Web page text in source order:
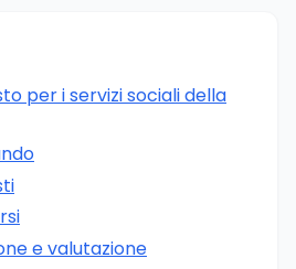
per i servizi sociali della
e valutazione